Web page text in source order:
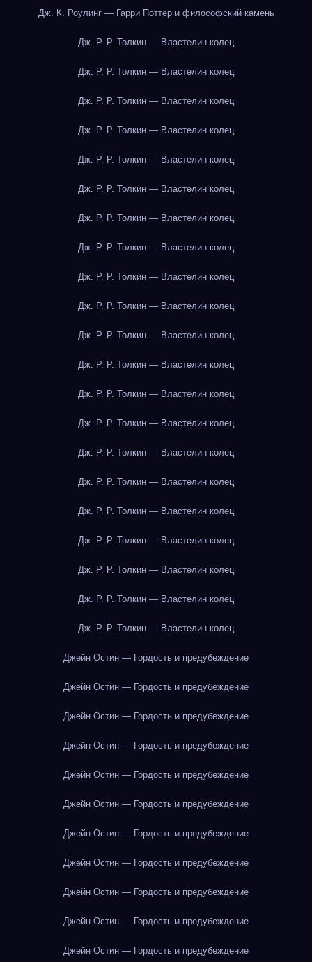
Дж. К. Роулинг — Гарри Поттер и философский камень
Дж. Р. Р. Толкин — Властелин колец
Дж. Р. Р. Толкин — Властелин колец
Дж. Р. Р. Толкин — Властелин колец
Дж. Р. Р. Толкин — Властелин колец
Дж. Р. Р. Толкин — Властелин колец
Дж. Р. Р. Толкин — Властелин колец
Дж. Р. Р. Толкин — Властелин колец
Дж. Р. Р. Толкин — Властелин колец
Дж. Р. Р. Толкин — Властелин колец
Дж. Р. Р. Толкин — Властелин колец
Дж. Р. Р. Толкин — Властелин колец
Дж. Р. Р. Толкин — Властелин колец
Дж. Р. Р. Толкин — Властелин колец
Дж. Р. Р. Толкин — Властелин колец
Дж. Р. Р. Толкин — Властелин колец
Дж. Р. Р. Толкин — Властелин колец
Дж. Р. Р. Толкин — Властелин колец
Дж. Р. Р. Толкин — Властелин колец
Дж. Р. Р. Толкин — Властелин колец
Дж. Р. Р. Толкин — Властелин колец
Дж. Р. Р. Толкин — Властелин колец
Джейн Остин — Гордость и предубеждение
Джейн Остин — Гордость и предубеждение
Джейн Остин — Гордость и предубеждение
Джейн Остин — Гордость и предубеждение
Джейн Остин — Гордость и предубеждение
Джейн Остин — Гордость и предубеждение
Джейн Остин — Гордость и предубеждение
Джейн Остин — Гордость и предубеждение
Джейн Остин — Гордость и предубеждение
Джейн Остин — Гордость и предубеждение
Джейн Остин — Гордость и предубеждение